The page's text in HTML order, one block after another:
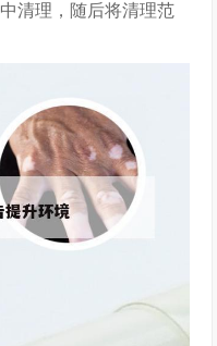
清理，随后将清理范